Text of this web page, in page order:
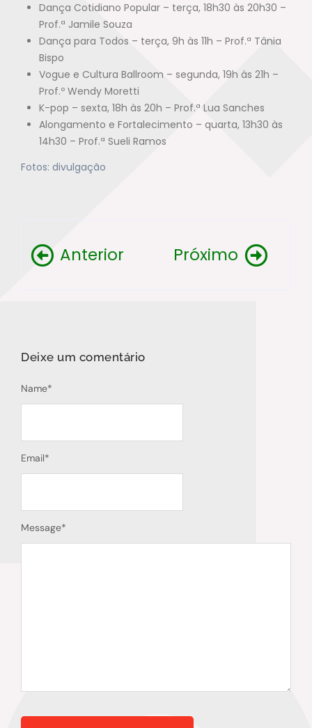
Dança Cotidiano Popular – terça, 18h30 às 20h30 –
Prof.ª Jamile Souza
Dança para Todos – terça, 9h às 11h – Prof.ª Tânia
Bispo
Vogue e Cultura Ballroom – segunda, 19h às 21h –
Prof.º Wendy Moretti
K-pop – sexta, 18h às 20h – Prof.ª Lua Sanches
Alongamento e Fortalecimento – quarta, 13h30 às
14h30 – Prof.ª Sueli Ramos
Fotos: divulgação
Anterior Próximo
Deixe um comentário
Message*
Name*
Email*